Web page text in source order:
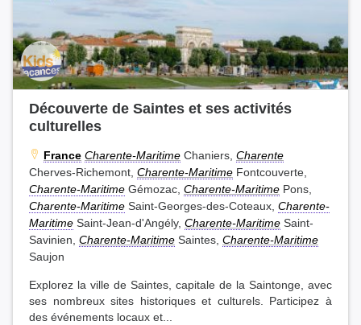
Découverte de Saintes et ses activités
culturelles
France Charente-Maritime Chaniers, Charente
Cherves-Richemont, Charente-Maritime Fontcouverte,
Charente-Maritime Gémozac, Charente-Maritime Pons,
Charente-Maritime Saint-Georges-des-Coteaux, Charente-
Maritime Saint-Jean-d'Angély, Charente-Maritime Saint-
Savinien, Charente-Maritime Saintes, Charente-Maritime
Saujon
Explorez la ville de Saintes, capitale de la Saintonge, avec
ses nombreux sites historiques et culturels. Participez à
des événements locaux et...